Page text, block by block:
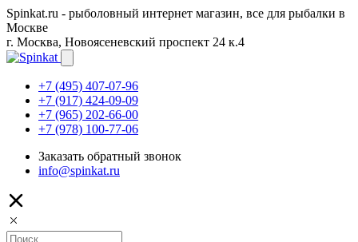
Spinkat.ru - рыболовный интернет магазин, все для рыбалки в
Москве
г. Москва, Новоясеневский проспект 24 к.4
+7 (495) 407-07-96
+7 (917) 424-09-09
+7 (965) 202-66-00
+7 (978) 100-77-06
Заказать обратный звонок
info@spinkat.ru